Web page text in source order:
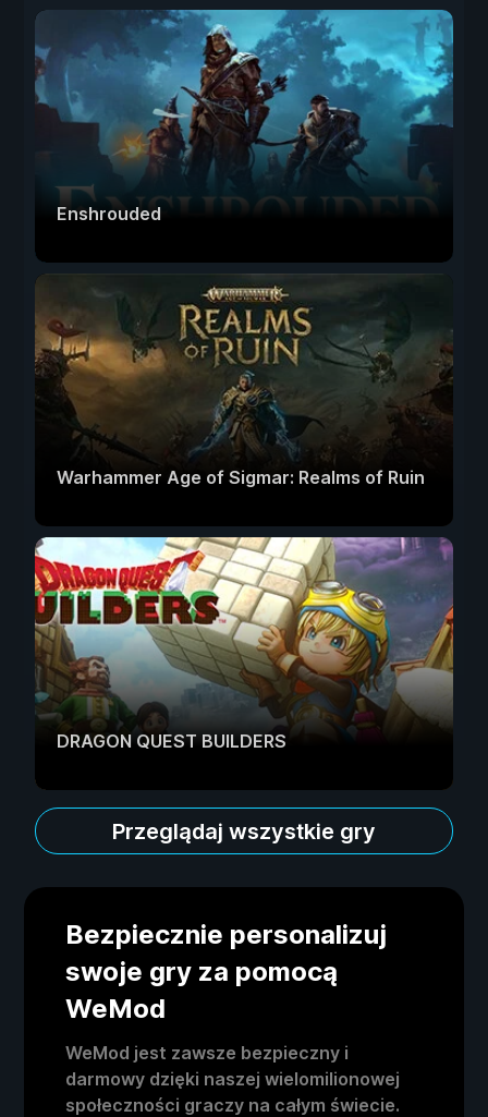
Enshrouded
Warhammer Age of Sigmar: Realms of Ruin
DRAGON QUEST BUILDERS
Przeglądaj wszystkie gry
Bezpiecznie personalizuj
swoje gry za pomocą
WeMod
WeMod jest zawsze bezpieczny i
darmowy dzięki naszej wielomilionowej
społeczności graczy na całym świecie.